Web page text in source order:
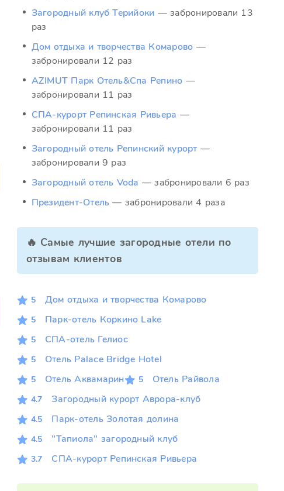
Загородный клуб Терийоки — забронировали 13
раз
Дом отдыха и творчества Комарово —
забронировали 12 раз
AZIMUT Парк Отель&Спа Репино —
забронировали 11 раз
СПА-курорт Репинская Ривьера —
забронировали 11 раз
Загородный отель Репинский курорт —
забронировали 9 раз
Загородный отель Voda — забронировали 6 раз
Президент-Отель — забронировали 4 раза
🔥 Самые лучшие загородные отели по
отзывам клиентов
5 Дом отдыха и творчества Комарово
5 Парк-отель Коркино Lake
5 СПА-отель Гелиос
5 Отель Palace Bridge Hotel
5 Отель Аквамарин 5 Отель Райвола
4.7 Загородный курорт Аврора-клуб
4.5 Парк-отель Золотая долина
4.5 "Тапиола" загородный клуб
3.7 СПА-курорт Репинская Ривьера